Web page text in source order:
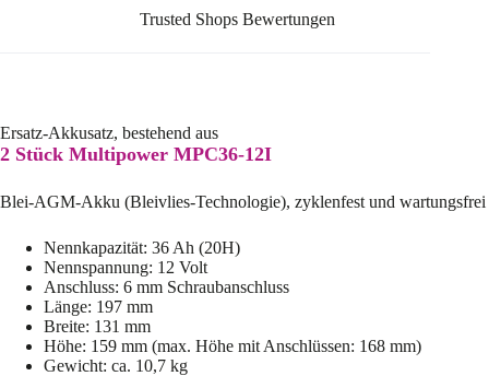
Trusted Shops Bewertungen
Ersatz-Akkusatz, bestehend aus
2 Stück Multipower MPC36-12I
Blei-AGM-Akku (Bleivlies-Technologie), zyklenfest und wartungsfrei
Nennkapazität: 36 Ah (20H)
Nennspannung: 12 Volt
Anschluss: 6 mm Schraubanschluss
Länge: 197 mm
Breite: 131 mm
Höhe: 159 mm (max. Höhe mit Anschlüssen: 168 mm)
Gewicht: ca. 10,7 kg